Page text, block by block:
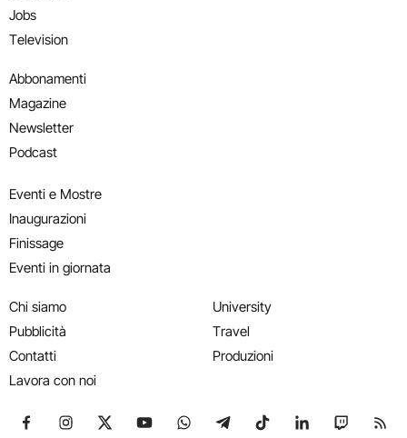
Jobs
Television
Abbonamenti
Magazine
Newsletter
Podcast
Eventi e Mostre
Inaugurazioni
Finissage
Eventi in giornata
Chi siamo
Pubblicità
Contatti
Lavora con noi
University
Travel
Produzioni
Seguici su Facebook
Seguici su Instagram
Seguici su X
Seguici su YouTube
Seguici su WhatsApp
Seguici su Telegram
Seguici su TikTok
Seguici su
Seguici